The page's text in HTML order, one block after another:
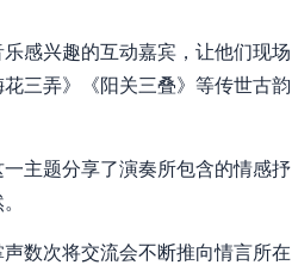
感兴趣的互动嘉宾，让他们现场
三弄》《阳关三叠》等传世古韵
主题分享了演奏所包含的情感抒
数次将交流会不断推向情言所在